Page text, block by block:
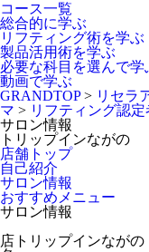
コース一覧
総合的に学ぶ
リフティング術を学ぶ
製品活用術を学ぶ
必要な科目を選んで学
動画で学ぶ
GRANDTOP> リセラ
マ > リフティング認
サロン情報
トリップインながの
店舗トップ
自己紹介
サロン情報
おすすめメニュー
サロン情報
店 トリップインながの